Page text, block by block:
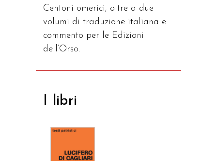
Centoni omerici, oltre a due
volumi di traduzione italiana e
commento per le Edizioni
dell’Orso.
I libri